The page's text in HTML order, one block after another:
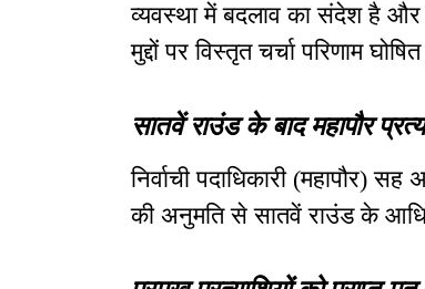
व्यवस्था में बदलाव का संदेश है
मुद्दों पर विस्तृत चर्चा परिणाम
सातवें राउंड के बाद महापौर
निर्वाची पदाधिकारी (महापौर) सह
की अनुमति से सातवें राउंड के